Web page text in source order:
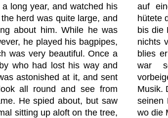
long year, and watched his
herd was quite large, and
about him. While he was
he played his bagpipes,
was very beautiful. Once a
who had lost his way and
astonished at it, and sent
all round and see from
He spied about, but saw
sitting up aloft on the tree,
auf
hütete
bis die
nichts
blies
war
Musik.
seinen
wo die